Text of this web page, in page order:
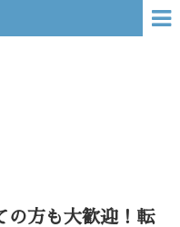
の方も大歓迎！転